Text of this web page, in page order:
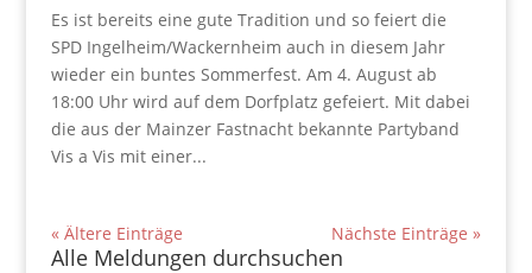
Es ist bereits eine gute Tradition und so feiert die
SPD Ingelheim/Wackernheim auch in diesem Jahr
wieder ein buntes Sommerfest. Am 4. August ab
18:00 Uhr wird auf dem Dorfplatz gefeiert. Mit dabei
die aus der Mainzer Fastnacht bekannte Partyband
Vis a Vis mit einer...
« Ältere Einträge Nächste Einträge »
Alle Meldungen durchsuchen